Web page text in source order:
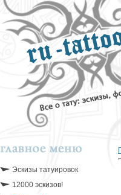
Эскизы татуировок
12000 эскизов!